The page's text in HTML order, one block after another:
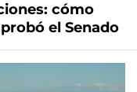
cómo
el Senado